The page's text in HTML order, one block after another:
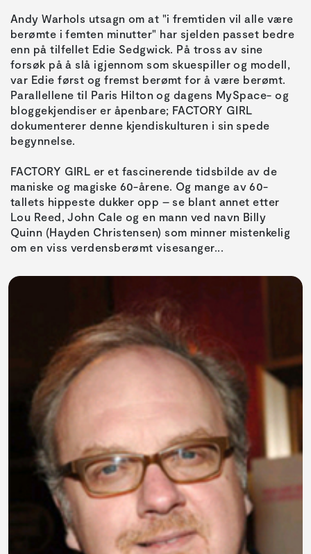
Andy Warhols utsagn om at "i fremtiden vil alle være
berømte i femten minutter" har sjelden passet bedre
enn på tilfellet Edie Sedgwick. På tross av sine
forsøk på å slå igjennom som skuespiller og modell,
var Edie først og fremst berømt for å være berømt.
Parallellene til Paris Hilton og dagens MySpace- og
bloggekjendiser er åpenbare; FACTORY GIRL
dokumenterer denne kjendiskulturen i sin spede
begynnelse.
FACTORY GIRL er et fascinerende tidsbilde av de
maniske og magiske 60-årene. Og mange av 60-
tallets hippeste dukker opp – se blant annet etter
Lou Reed, John Cale og en mann ved navn Billy
Quinn (Hayden Christensen) som minner mistenkelig
om en viss verdensberømt visesanger...